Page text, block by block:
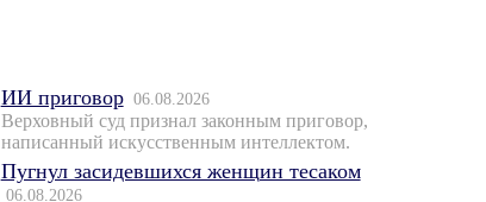
ИИ приговор 06.08.2026
Верховный суд признал законным приговор,
написанный искусственным интеллектом.
Пугнул засидевшихся женщин тесаком
06.08.2026